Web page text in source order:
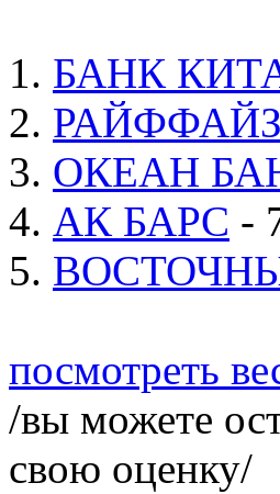
1. БАНК
2.
3. ОКЕАН
4. АК БАРС -
5.
посмотреть
/вы можете
свою оценку/